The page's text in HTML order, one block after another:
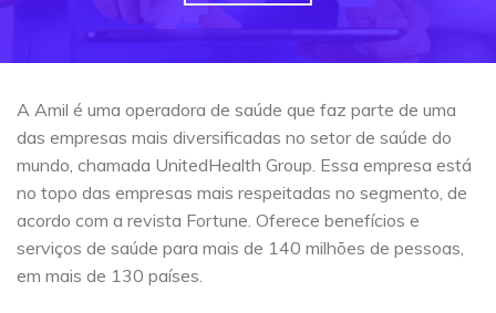
A Amil é uma operadora de saúde que faz parte de uma
das empresas mais diversificadas no setor de saúde do
mundo, chamada UnitedHealth Group. Essa empresa está
no topo das empresas mais respeitadas no segmento, de
acordo com a revista Fortune. Oferece benefícios e
serviços de saúde para mais de 140 milhões de pessoas,
em mais de 130 países.